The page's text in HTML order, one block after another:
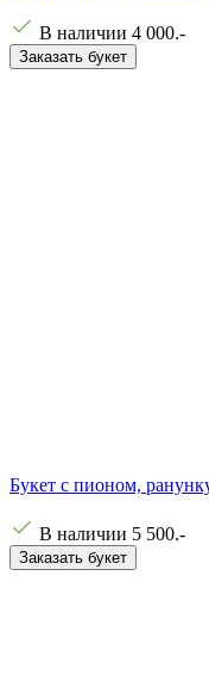
В наличии 4 000.-
Заказать букет
Букет с пионом,
В наличии 5 500.-
Заказать букет